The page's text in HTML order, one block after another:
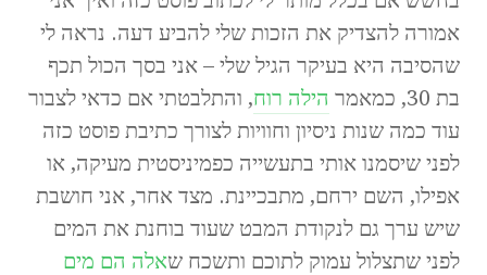
אמורה להצדיק את הזכות שלי להביע דעה. נראה לי
שהסיבה היא בעיקר הגיל שלי – אני בסך הכול תכף
בת 30, כמאמר
הילה רוח, והתלבטתי אם כדאי לצבור
עוד כמה שנות ניסיון וחוויות לצורך כתיבת פוסט כזה
לפני שיסמנו אותי בתעשייה כפמיניסטית מעיקה, או
אפילו, השם ירחם, מתבכיינת. מצד אחר, אני חושבת
שיש ערך גם לנקודת המבט שעוד בוחנת את המים
לפני שתצלול עמוק לתוכם ותשכח שאלה הם מים